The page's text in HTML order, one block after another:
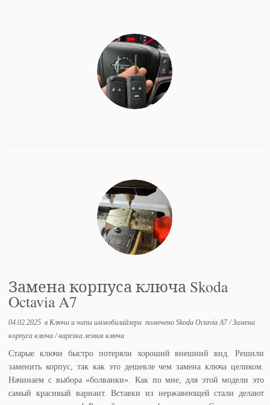
Замена корпуса ключа Skoda
Octavia A7
04.02.2025 в Ключи и чипы иммобилайзера помеченоSkoda Octavia A7/Замена
корпуса ключа/нарезка лезвия ключа
Старые ключи быстро потеряли хороший внешний вид. Решили
заменить корпус, так как это дешевле чем замена ключа целиком.
Начинаем с выбора «болванки». Как по мне, для этой модели это
самый красивый вариант. Вставки из нержавеющей стали делают